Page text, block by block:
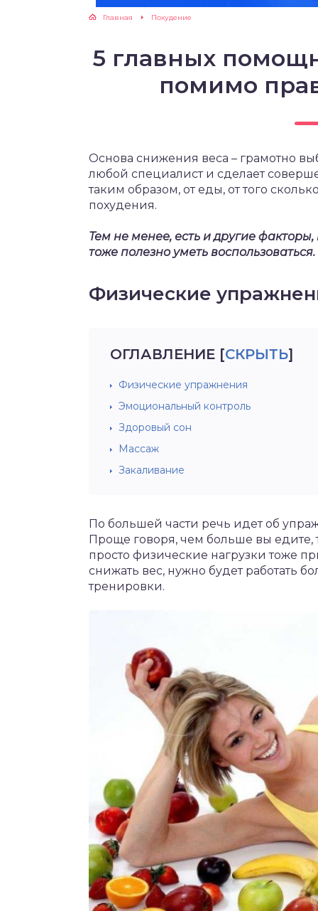
Главная Похудение
5 главных
помимо
Основа снижения веса – грамотно
любой специалист и сделает
таким образом, от еды, от того
похудения.
Тем не менее, есть и другие
тоже полезно уметь воспользоваться.
Физические
ОГЛАВЛЕНИЕ [СКРЫТЬ]
Физические упражнения
Эмоциональный контроль
Здоровый сон
Массаж
Закаливание
По большей части речь идет об
Проще говоря, чем больше вы едите,
просто физические нагрузки тоже
снижать вес, нужно будет работать
тренировки.